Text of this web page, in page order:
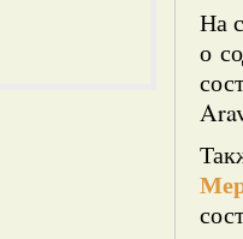
На
о